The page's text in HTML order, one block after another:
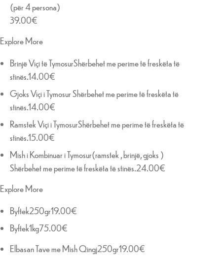
(për 4 persona)
39.00€
Explore More
Brinjë Viçi të TymosurShërbehet me perime të freskëta të
stinës.14.00€
Gjoks Viçi i Tymosur Shërbehet me perime të freskëta të
stinës.14.00€
Ramstek Viçi i TymosurShërbehet me perime të freskëta të
stinës.15.00€
Mish i Kombinuar i Tymosur(ramstek , brinjë, gjoks )
Shërbehet me perime të freskëta të stinës.24.00€
Explore More
Byftek250gr19.00€
Byftek1kg75.00€
Elbasan Tave me Mish Qingj250gr19.00€